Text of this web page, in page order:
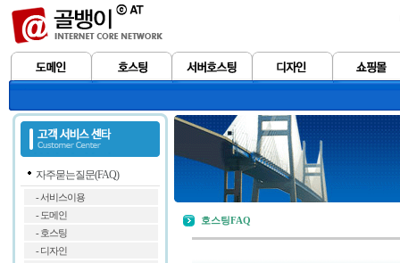
자주묻는질문(FAQ)
- 서비스이용
- 도메인
- 호스팅
- 디자인
호스팅FAQ